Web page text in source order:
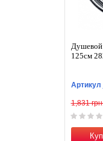
Душевой
125см
Артикул
1,831